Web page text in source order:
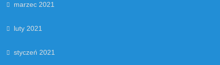
marzec 2021
luty 2021
styczeń 2021